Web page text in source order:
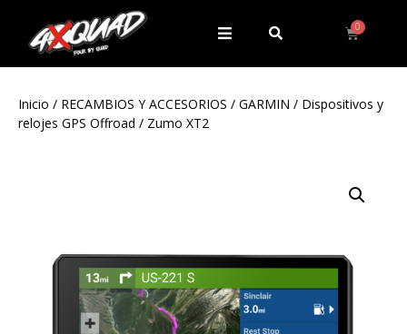
Inicio / RECAMBIOS Y ACCESORIOS / GARMIN / Dispositivos y
relojes GPS Offroad / Zumo XT2